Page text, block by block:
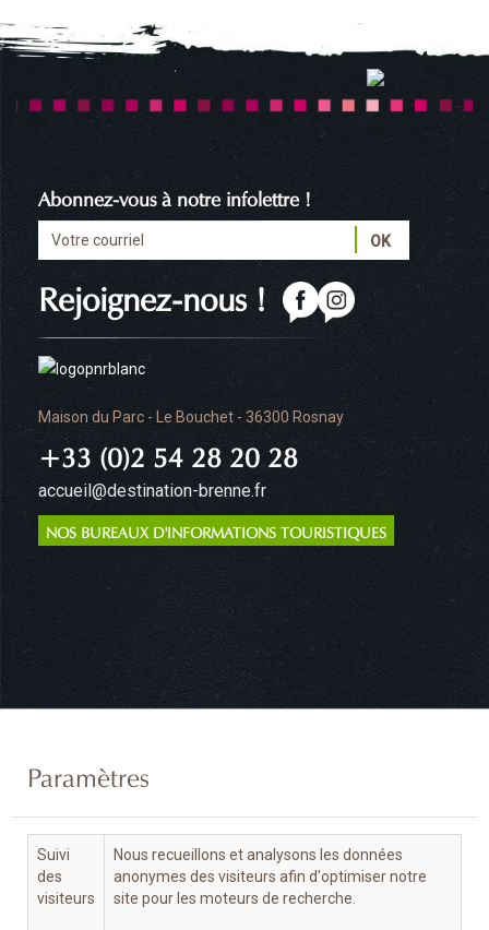
Maison du Parc - Le Bouchet - 36300 Rosnay
+33 (0)2 54 28 20 28
accueil@destination-brenne.fr
NOS BUREAUX D'INFORMATIONS TOURISTIQUES
Rejoignez-nous !
Abonnez-vous à notre infolettre !
Paramètres
Suivi
des
visiteurs
Nous recueillons et analysons les données
anonymes des visiteurs afin d'optimiser notre
site pour les moteurs de recherche.